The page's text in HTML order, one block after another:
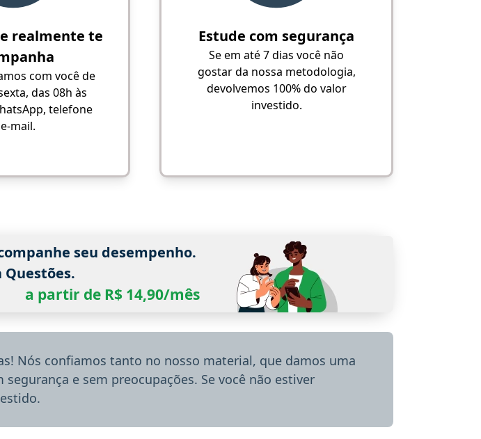
realmente te
com você de
das 08h às
telefone
mail.
Estude com segurança
Se em até 7 dias você não
gostar da nossa metodologia,
devolvemos 100% do valor
investido.
seu desempenho.
Questões.
a partir de R$ 14,90/mês
Nós confiamos tanto no nosso material, que damos uma
e sem preocupações. Se você não estiver